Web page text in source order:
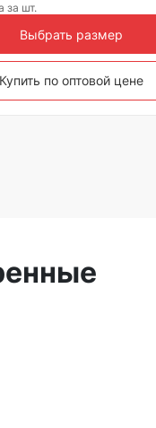
за шт.
Выбрать размер
Купить по оптовой цене